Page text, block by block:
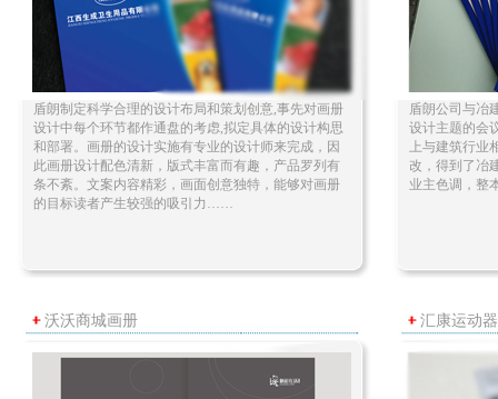
盾朗制定科学合理的设计布局和策划创意,事先对画册
设计中每个环节都作通盘的考虑,拟定具体的设计构思
和部署。画册的设计实施有专业的设计师来完成，因
此画册设计配色清新，版式丰富而有趣，产品罗列有
条不紊。文案内容精彩，画面创意独特，能够对画册
的目标读者产生较强的吸引力……
盾朗公司与冶
设计主题的会
上与建筑行业
改，得到了冶
业主色调，
沃沃商城画册 汇康运动